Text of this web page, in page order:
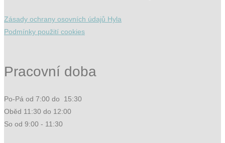
Zásady ochrany osovních údajů Hyla
Podmínky použití cookies
Pracovní doba
Po-Pá od 7:00 do 15:30
Oběd 11:30 do 12:00
So od 9:00 - 11:30